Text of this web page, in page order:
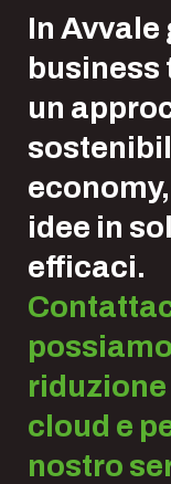
In
un
idee in
efficaci.
cloud e
nostro